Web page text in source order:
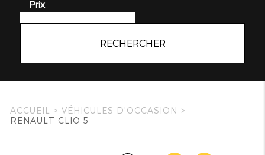
Prix
RECHERCHER
ACCUEIL > VÉHICULES D'OCCASION >
RENAULT CLIO 5